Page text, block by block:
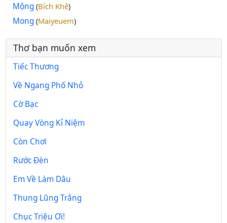
Mộng(Bích Khê)
Mong(Maiyeuem)
Thơ bạn muốn xem
Tiếc Thương
Về Ngang Phố Nhỏ
Cờ Bạc
Quay Vòng Kỉ Niệm
Còn Chơi
Rước Đèn
Em Về Làm Dâu
Thung Lũng Trắng
Chục Triệu Ơi!